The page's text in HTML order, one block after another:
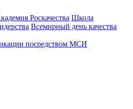
Роскачества Школа
Всемирный день качества
посредством МСИ